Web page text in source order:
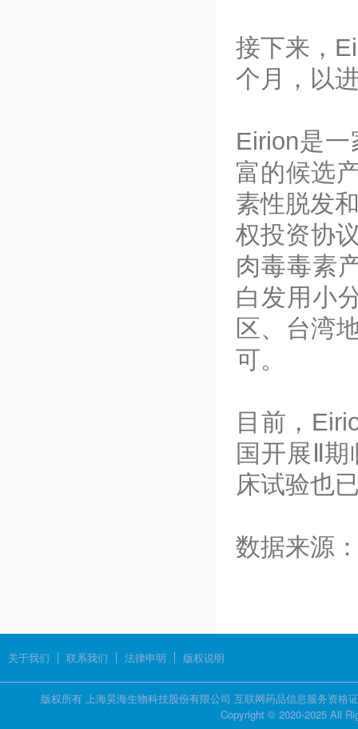
接下来，
个月，以
Eirion是
富的候选
素性脱发
权投资协
肉毒毒素
白发用小
区、台湾
可。
目前，
国开展Ⅱ
床试验也
数据来源
关于我们 联系我们 法律申明 版权说明
版权所有 上海昊海生物科技股份有限公司 互联网药品信息服务资格
Copyright © 2020-2025 All